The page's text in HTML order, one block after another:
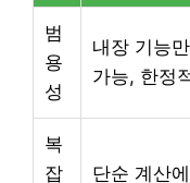
범
용
성
내장 기능
가능, 한정
복
잡
단순 계산